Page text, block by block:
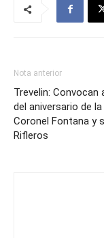
Nota anterior
Trevelin: Convocan
del aniversario de la
Coronel Fontana y
Rifleros